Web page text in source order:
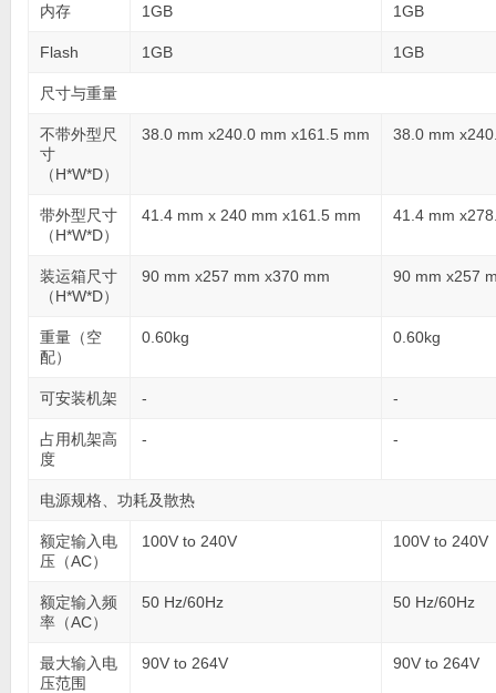
内存 1GB 1GB
Flash 1GB 1GB
尺寸与重量
不带外型尺
寸
（H*W*D）
38.0 mm x240.0 mm x161.5 mm 38.0 mm
带外型尺寸
（H*W*D）
41.4 mm x 240 mm x161.5 mm 41.4 mm
装运箱尺寸
（H*W*D）
90 mm x257 mm x370 mm 90 mm x257
重量（空
配）
0.60kg 0.60kg
可安装机架 - -
占用机架高
度
- -
电源规格、功耗及散热
额定输入电
压（AC）
100V to 240V 100V to 240V
额定输入频
率（AC）
50 Hz/60Hz 50 Hz/60Hz
最大输入电
压范围
90V to 264V 90V to 264V